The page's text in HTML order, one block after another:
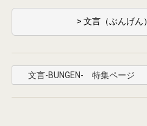
> 文言（ぶんげん
文言-BUNGEN- 特集ページ